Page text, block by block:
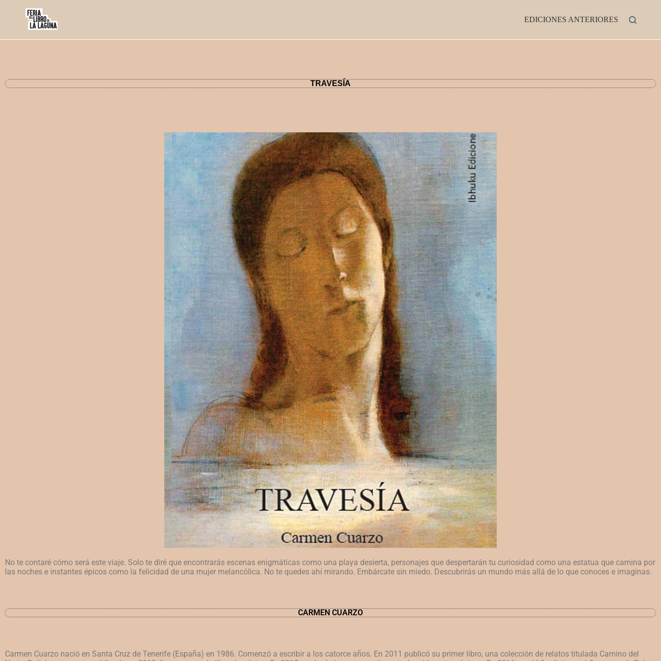
EDICIONES ANTERIORES
TRAVESÍA
No te contaré cómo será este viaje. Solo te diré que encontrarás escenas enigmáticas como una playa desierta, personajes que despertarán tu curiosidad como una estatua que camina por
las noches e instantes épicos como la felicidad de una mujer melancólica. No te quedes ahí mirando. Embárcate sin miedo. Descubrirás un mundo más allá de lo que conoces e imaginas.
CARMEN CUARZO
Carmen Cuarzo nació en Santa Cruz de Tenerife (España) en 1986. Comenzó a escribir a los catorce años. En 2011 publicó su primer libro, una colección de relatos titulada Camino del